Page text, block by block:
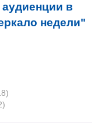
аудиенции в
недели"